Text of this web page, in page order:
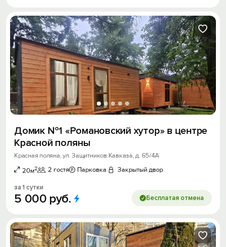
Домик №1 «Романовский хутор» в центре
Красной поляны
Красная поляна, ул. Защитников Кавказа, д. 65/4А
20м2 2 гостя Парковка Закрытый двор
за 1 сутки
5 000 руб. Бесплатая отмена